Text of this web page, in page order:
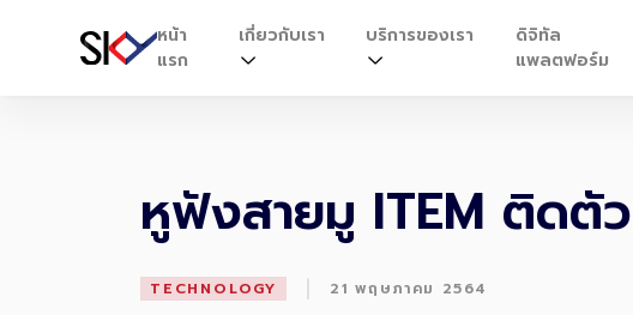
หน้า
แรก
เกี่ยวกับเรา บริการของเรา
ดิจิทัล
แพลตฟอร์ม
หูฟังสายมู ITEM ติดตั
TECHNOLOGY | 21 พฤษภาคม 2564